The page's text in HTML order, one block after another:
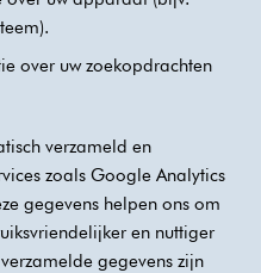
over uw zoekopdrachten
verzameld en
zoals Google Analytics
gegevens helpen ons om
en nuttiger
gegevens zijn